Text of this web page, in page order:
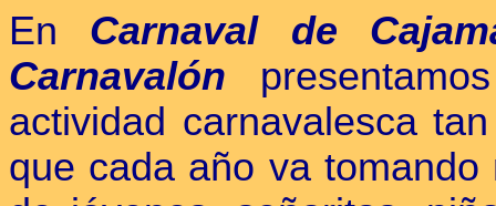
En Carnaval de
Carnavalón
actividad carnavalesca
que cada año va